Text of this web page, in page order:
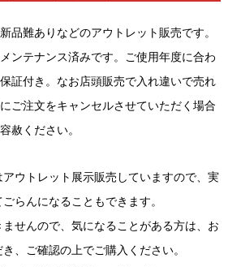
品難ありなどのアウトレット販売です。
ンテナンス済みです。ご使用年度に合わ
証付き。なお店頭販売で入れ違いで売れ
ご注文をキャンセルさせていただく場合
赦ください。
ウトレット展示販売していますので、実
らんになることもできます。
せんので、気になることがある方は、お
、ご確認の上でご購入ください。